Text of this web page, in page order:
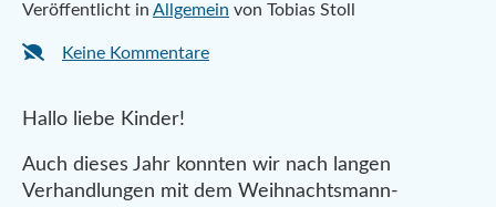
Veröffentlicht in Allgemein von Tobias Stoll
Keine Kommentare
Hallo liebe Kinder!
Auch dieses Jahr konnten wir nach langen
Verhandlungen mit dem Weihnachtsmann-